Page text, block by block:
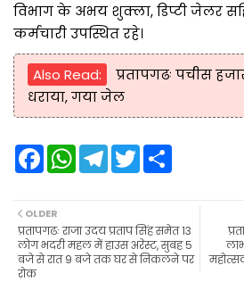
विभाग के अभय शुक्ला, डिप्टी जेलर
कर्मचारी उपस्थित रहे।
Also Read:
प्रतापगढः पचीस
धराया, गया जेल
F
a
b
o
o
k
W
A
p
p
T
e
r
a
m
T
w
e
r
OLDER
प्रतापगढः राजा उदय प्रताप सिंह समेत 13
लोग भदरी महल में हाउस अरेस्ट, सुबह 5
बजे से रात 9 बजे तक घर से निकलने पर
रोक